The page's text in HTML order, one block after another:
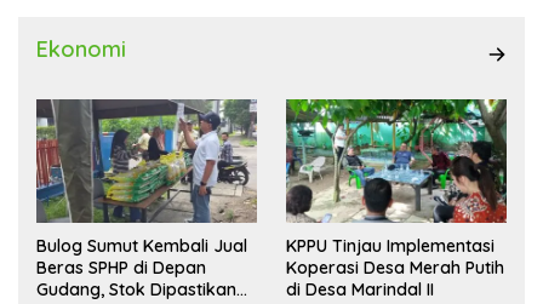
Ekonomi
Bulog Sumut Kembali Jual
Beras SPHP di Depan
Gudang, Stok Dipastikan
KPPU Tinjau Implementasi
Koperasi Desa Merah Putih
di Desa Marindal II